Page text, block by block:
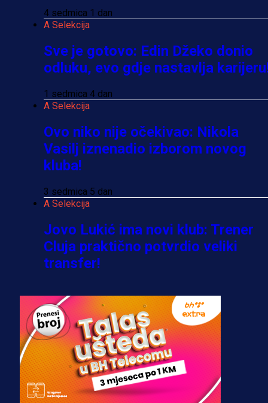
4 sedmica 1 dan
A Selekcija
Sve je gotovo: Edin Džeko donio
odluku, evo gdje nastavlja
1 sedmica 4 dan
A Selekcija
Ovo niko nije očekivao: Nikola
Vasilj iznenadio izborom novog
kluba!
3 sedmica 5 dan
A Selekcija
Jovo Lukić ima novi klub: Trener
Cluja praktično potvrdio veliki
transfer!
A Selekcija
Stigla potvrda od predsjednika
kluba: Jovo Lukić uskoro pravi
transfer!?
3 sedmica 4 dan
A Selekcija